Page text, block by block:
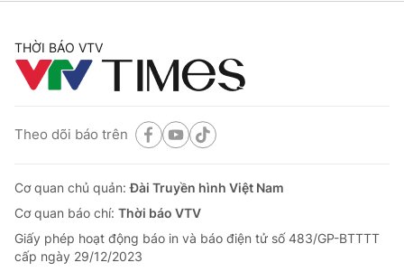
THỜI BÁO VTV
Theo dõi báo trên
Cơ quan chủ quản:Đài Truyền hình Việt Nam
Cơ quan báo chí: Thời báo VTV
Giấy phép hoạt động báo in và báo điện tử số 483/GP-BTTTT
cấp ngày 29/12/2023